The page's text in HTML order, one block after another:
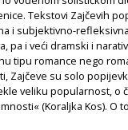
Tekstovi Zajčevih
i subjektivno-
pa i veći dramski i
tipu romance nego
Zajčeve su solo
veliku popularnost, o
(Koraljka Kos). O